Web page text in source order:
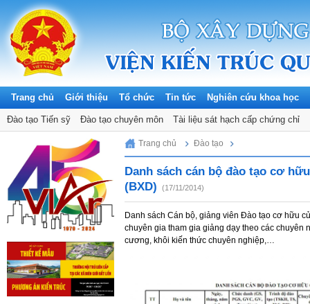
Trang chủ Giới thiệu Tổ chức Tin tức Nghiên cứu khoa học
Đào tạo Tiến sỹ Đào tạo chuyên môn Tài liệu sát hạch cấp chứng chỉ
Saturday, 08/08/2026
Trang chủ Đào tạo
Danh sách cán bộ đào tạo cơ
(BXD)
(17/11/2014)
Danh sách Cán bộ, giảng viên Đào tạo cơ hữu
chuyên gia tham gia giảng dạy theo các chuyên
cương, khôi kiến thức chuyên nghiệp,…